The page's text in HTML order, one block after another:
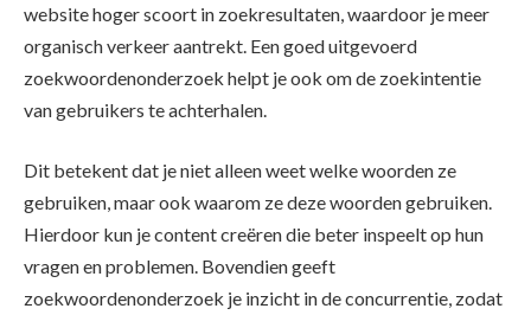
website hoger scoort in zoekresultaten, waardoor je meer
organisch verkeer aantrekt. Een goed uitgevoerd
zoekwoordenonderzoek helpt je ook om de zoekintentie
van gebruikers te achterhalen.
Dit betekent dat je niet alleen weet welke woorden ze
gebruiken, maar ook waarom ze deze woorden gebruiken.
Hierdoor kun je content creëren die beter inspeelt op hun
vragen en problemen. Bovendien geeft
zoekwoordenonderzoek je inzicht in de concurrentie, zodat